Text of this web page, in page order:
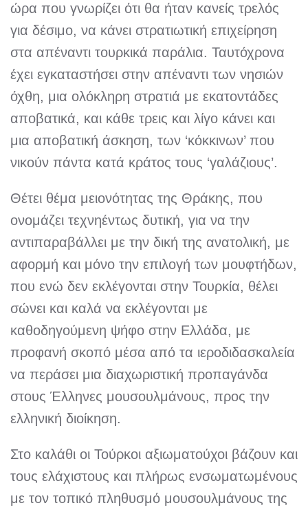
ώρα που γνωρίζει ότι θα ήταν κανείς τρελός
για δέσιμο, να κάνει στρατιωτική επιχείρηση
στα απέναντι τουρκικά παράλια. Ταυτόχρονα
έχει εγκαταστήσει στην απέναντι των νησιών
όχθη, μια ολόκληρη στρατιά με εκατοντάδες
αποβατικά, και κάθε τρεις και λίγο κάνει και
μια αποβατική άσκηση, των ‘κόκκινων’ που
νικούν πάντα κατά κράτος τους ‘γαλάζιους’.
Θέτει θέμα μειονότητας της Θράκης, που
ονομάζει τεχνηέντως δυτική, για να την
αντιπαραβάλλει με την δική της ανατολική, με
αφορμή και μόνο την επιλογή των μουφτήδων,
που ενώ δεν εκλέγονται στην Τουρκία, θέλει
σώνει και καλά να εκλέγονται με
καθοδηγούμενη ψήφο στην Ελλάδα, με
προφανή σκοπό μέσα από τα ιεροδιδασκαλεία
να περάσει μια διαχωριστική προπαγάνδα
στους Έλληνες μουσουλμάνους, προς την
ελληνική διοίκηση.
Στο καλάθι οι Τούρκοι αξιωματούχοι βάζουν και
τους ελάχιστους και πλήρως ενσωματωμένους
με τον τοπικό πληθυσμό μουσουλμάνους της